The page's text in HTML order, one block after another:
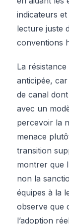
indicateurs
lecture juste
conventions
La
anticipée,
de canal
avec un
percevoir la
menace
transition
montrer que
non la
équipes à la
observe que
l’adoption